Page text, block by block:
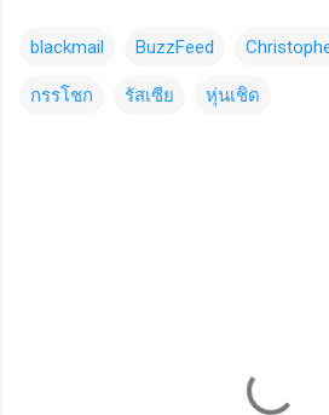
blackmail BuzzFeed
กรรโชก รัสเซีย หุ่นเชิด